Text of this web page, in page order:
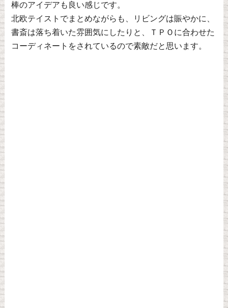
棒のアイデアも良い感じです。
北欧テイストでまとめながらも、リビングは賑やかに、
書斎は落ち着いた雰囲気にしたりと、ＴＰＯに合わせた
コーディネートをされているので素敵だと思います。